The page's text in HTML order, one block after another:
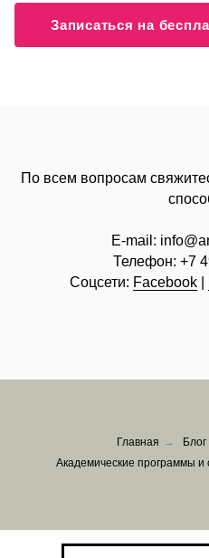
Записаться на
По всем вопросам
E-mail: info@
Телефон: +7
Соцсети: Facebook
Главная →
Академические программы